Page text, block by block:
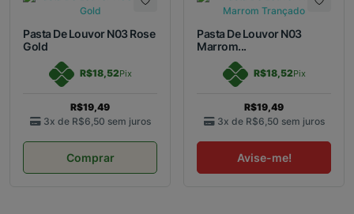
Pasta De Louvor N03 Rose
Gold
R$18,52Pix
R$19,49
3x de R$6,50 sem juros
Comprar
Pasta De Louvor N03
Marrom...
R$18,52Pix
R$19,49
3x de R$6,50 sem juros
Avise-me!